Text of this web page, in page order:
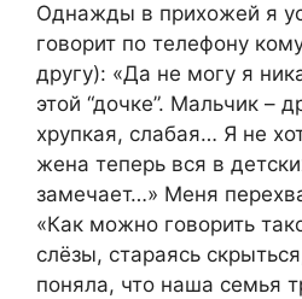
Однажды в прихожей я
говорит по телефону
другу): «Да не могу я
этой “дочке”. Мальчик –
хрупкая, слабая… Я не
жена теперь вся в
замечает…» Меня
«Как можно говорить
слёзы, стараясь
поняла, что наша семья